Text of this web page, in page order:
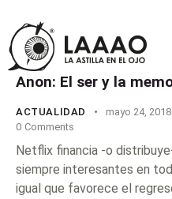
Anon: El ser y la
ACTUALIDAD mayo 24, 2018
0 Comments
Netflix financia -o
siempre interesantes en
igual que favorece el